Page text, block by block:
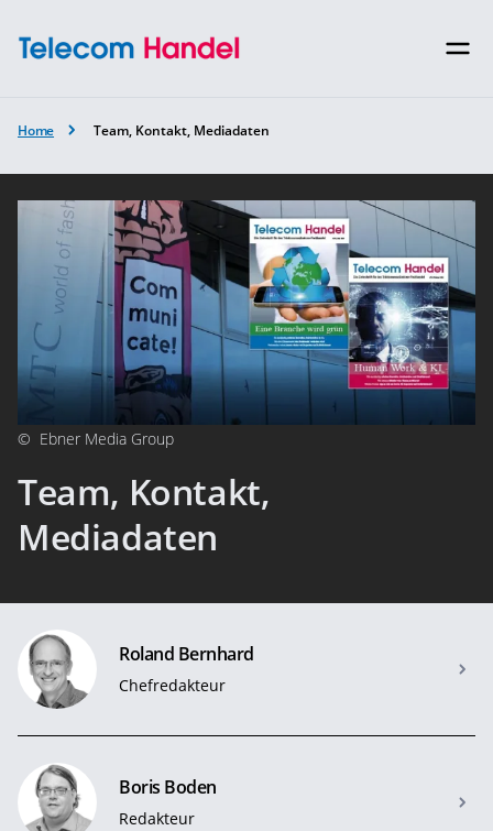
Home Team, Kontakt, Mediadaten
© Ebner Media Group
Team, Kontakt,
Mediadaten
Roland Bernhard
Chefredakteur
Boris Boden
Redakteur